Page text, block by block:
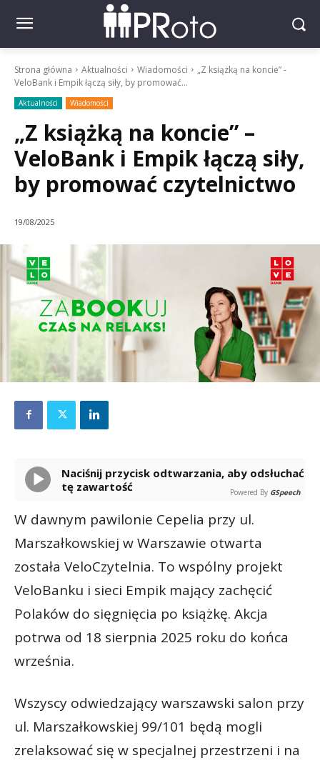
Strona główna Aktualności Wiadomości
„Z książką na koncie” -
VeloBank i Empik łączą siły, by promować...
Aktualności Wiadomości
„Z książką na koncie” –
VeloBank i Empik łączą siły,
by promować czytelnictwo
19/08/2025
Naciśnij przycisk odtwarzania, aby odsłuchać
tę zawartość
Powered By GSpeech
W dawnym pawilonie Cepelia przy ul.
Marszałkowskiej w Warszawie otwarta
została VeloCzytelnia. To wspólny projekt
VeloBanku i sieci Empik mający zachęcić
Polaków do sięgnięcia po książkę. Akcja
potrwa od 18 sierpnia 2025 roku do końca
września.
Wszyscy odwiedzający warszawski salon przy
ul. Marszałkowskiej 99/101 będą mogli
zrelaksować się w specjalnej przestrzeni i na